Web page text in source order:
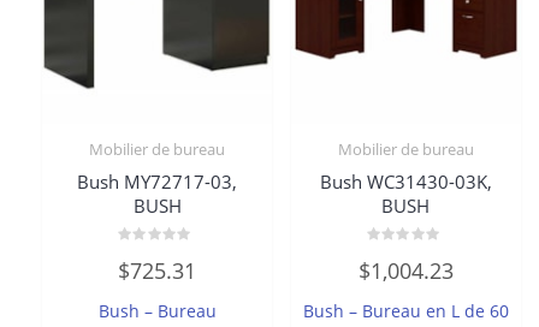
Mobilier de bureau
Bush MY72717-03,
BUSH
0
sur
$725.31
Bush – Bureau
Mobilier de bureau
Bush WC31430-03K,
BUSH
0
sur
$1,004.23
Bush – Bureau en L de 60